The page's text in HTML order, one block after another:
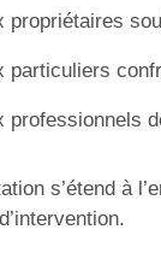
propriétaires
particuliers
professionnels
s’étend à